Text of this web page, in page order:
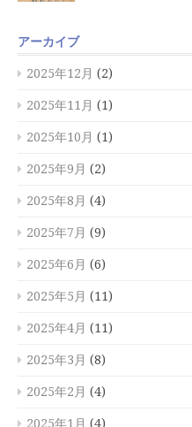
アーカイブ
2025年12月 (2)
2025年11月 (1)
2025年10月 (1)
2025年9月 (2)
2025年8月 (4)
2025年7月 (9)
2025年6月 (6)
2025年5月 (11)
2025年4月 (11)
2025年3月 (8)
2025年2月 (4)
2025年1月 (4)